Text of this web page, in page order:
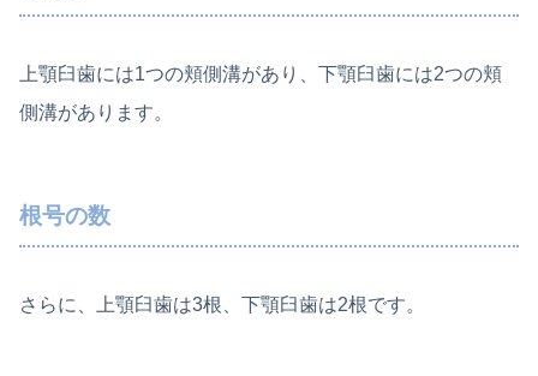
上顎臼歯には1つの頬側溝があり、下顎臼歯には2つの頬
側溝があります。
根号の数
さらに、上顎臼歯は3根、下顎臼歯は2根です。